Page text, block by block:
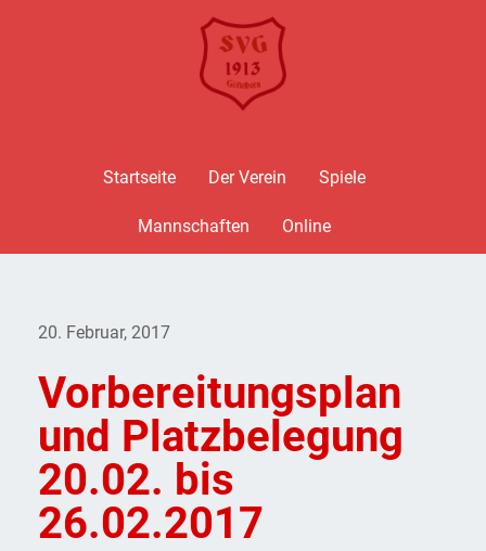
Startseite Der Verein Spiele
Mannschaften Online
20. Februar, 2017
Vorbereitungsplan
und Platzbelegung
20.02. bis
26.02.2017